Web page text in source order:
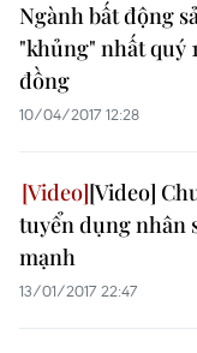
Ngành bất động
"khủng" nhất quý
đồng
10/04/2017 12:28
[Video]
tuyển dụng nhân
mạnh
13/01/2017 22:47